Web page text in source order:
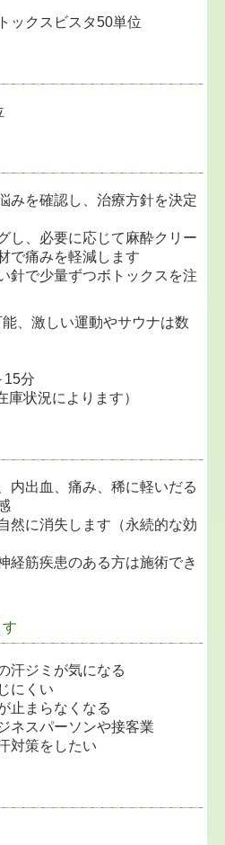
ックスビスタ50単位
みを確認し、治療方針を決定
し、必要に応じて麻酔クリー
で痛みを軽減します
針で少量ずつボトックスを注
、激しい運動やサウナは数
15分
状況によります）
内出血、痛み、稀に軽いだる
然に消失します（永続的な効
経筋疾患のある方は施術でき
汗ジミが気になる
にくい
止まらなくなる
ネスパーソンや接客業
対策をしたい